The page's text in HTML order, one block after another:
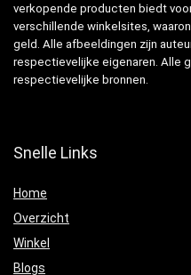
verkopende producten biedt
verschillende winkelsites,
geld. Alle afbeeldingen zijn
respectievelijke eigenaren. Alle
respectievelijke bronnen.
Snelle Links
Home
Overzicht
Winkel
Blogs